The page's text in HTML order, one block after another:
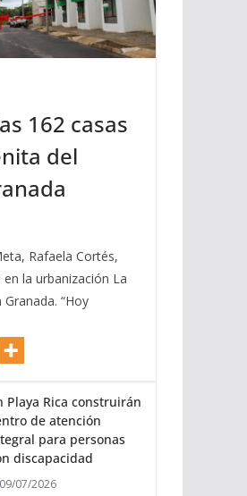
162 casas
del
Rafaela Cortés,
la urbanización La
“Hoy
Playa Rica construirán
de atención
para personas
discapacidad
09/07/2026